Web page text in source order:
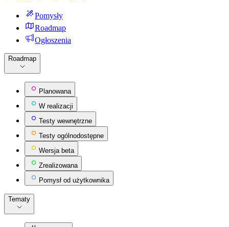
Pomysły
Roadmap
Ogłoszenia
Roadmap
Planowana
W realizacji
Testy wewnętrzne
Testy ogólnodostępne
Wersja beta
Zrealizowana
Pomysł od użytkownika
Tematy